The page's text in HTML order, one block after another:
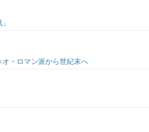
・ロマン派から世紀末へ